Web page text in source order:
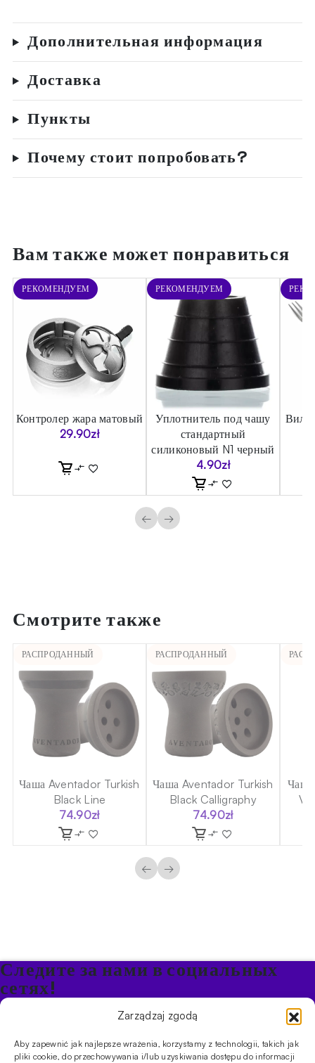
Zarządzaj zgodą
Aby zapewnić jak najlepsze wrażenia, korzystamy z technologii, takich jak
pliki cookie, do przechowywania i/lub uzyskiwania dostępu do informacji
Дополнительная информация
Доставка
Пункты
Почему стоит попробовать?
Вам также может понравиться
РЕКОМЕНДУЕМ
Контролер жара матовый
29.90zł
РЕКОМЕНДУЕМ
Уплотнитель под чашу
стандартный
силиконовый N1 черный
4.90zł
← →
Смотрите также
РАСПРОДАННЫЙ
Чаша Aventador Turkish
Black Line
74.90zł
РАСПРОДАННЫЙ
Чаша Aventador Turkish
Black Calligraphy
74.90zł
← →
Следите за нами в социальных
сетях!
Будьте в курсе акций и новостей в Кальяне
ПРОДУКТЫ